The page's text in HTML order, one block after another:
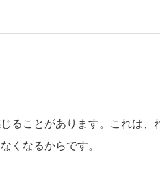
ることがあります。これは、
くなるからです。